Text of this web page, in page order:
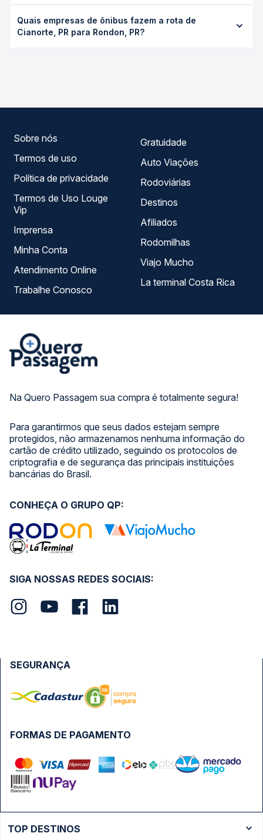
opção na data desejada.
Rondon, PR custa em média R$ 20,64 e varia conforme a
data da viagem, a empresa, o tipo de poltrona e a
Quais empresas de ônibus fazem a rota de
Cianorte, PR para Rondon, PR?
Na Quero Passagem sua compra é totalmente segura!
Para garantirmos que seus dados estejam sempre
protegidos, não armazenamos nenhuma informação do
cartão de crédito utilizado, seguindo os protocolos de
criptografia e de segurança das principais instituições
bancárias do Brasil.
Sobre nós
Termos de uso
Política de privacidade
Termos de Uso Louge
Vip
Imprensa
Minha Conta
Atendimento Online
Trabalhe Conosco
Gratuidade
Auto Viações
Rodoviárias
Destinos
Afiliados
Rodomilhas
Viajo Mucho
La terminal Costa Rica
SIGA NOSSAS REDES SOCIAIS:
CONHEÇA O GRUPO QP:
FORMAS DE PAGAMENTO
SEGURANÇA
TOP DESTINOS